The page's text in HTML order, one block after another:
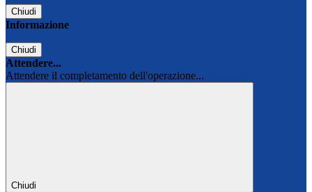
Chiudi
Informazione
Chiudi
Attendere...
Attendere il completamento dell'operazione...
Chiudi